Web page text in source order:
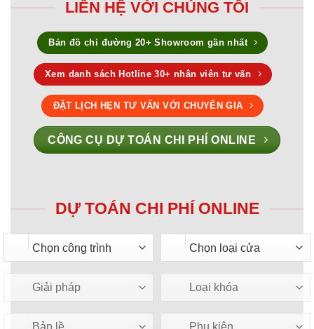
LIÊN HỆ VỚI CHÚNG TÔI
Bản đồ chỉ đường 20+ Showroom gần nhất
Xem danh sách Hotline 30+ nhân viên tư vấn
ĐẶT LỊCH HẸN TƯ VẤN VỚI CHUYÊN GIA
CÔNG CỤ DỰ TOÁN CHI PHÍ ONLINE
DỰ TOÁN CHI PHÍ ONLINE